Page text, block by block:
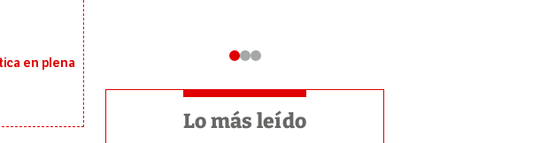
en plena
Lo más leído